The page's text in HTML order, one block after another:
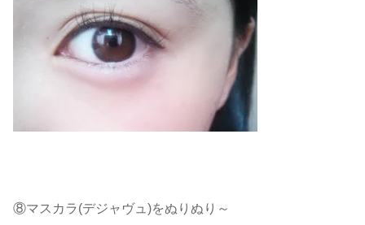
⑧マスカラ(デジャヴュ)をぬりぬり～